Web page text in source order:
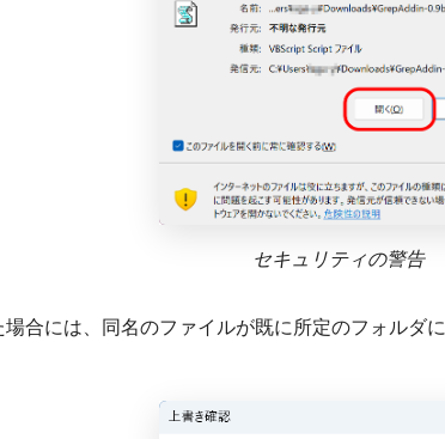
セキュリティの警告
合には、同名のファイルが既に所定のフォルダ